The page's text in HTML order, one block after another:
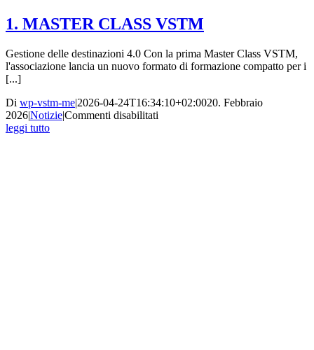
1. MASTER CLASS VSTM
Gestione delle destinazioni 4.0 Con la prima Master Class VSTM,
l'associazione lancia un nuovo formato di formazione compatto per i
[...]
Di wp-vstm-me|2026-04-24T16:34:10+02:0020. Febbraio
2026|Notizie|Commenti disabilitati
leggi tutto